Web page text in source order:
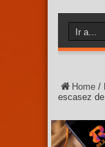
Home /
escasez